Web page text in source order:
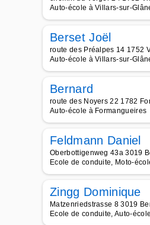
Auto-école à Villars-sur-
Berset Joël
route des Préalpes 14 1752
Auto-école à Villars-sur-
Bernard
route des Noyers 22 1782
Auto-école à Formangueires
Feldmann Daniel
Oberbottigenweg 43a 3019
Ecole de conduite, Moto-
Zingg Dominique
Matzenriedstrasse 8 3019
Ecole de conduite, Auto-